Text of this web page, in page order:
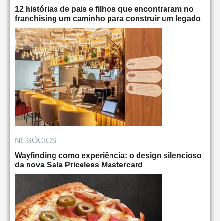
12 histórias de pais e filhos que encontraram no
franchising um caminho para construir um legado
NEGÓCIOS
Wayfinding como experiência: o design silencioso
da nova Sala Priceless Mastercard